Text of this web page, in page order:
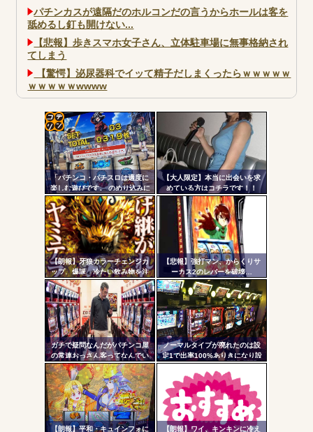
パチンカスが遠隔だのホルコンだの言うからホールは客を
舐めるし釘も開けない...
【悲報】歩きスマホ女子さん、立体駐車場に無事格納され
てしまう
【驚愕】泌尿器科でイッて精子だしまくったらｗｗｗｗｗ
ｗｗｗｗｗwwww
パチンコで人気のないキャラを青色担当にするのやめろや
ワイ、パチンコ屋店員の目の前で会員カードを握り潰し
「今までありがとう」と...
無職のパチンコカス(22)なんやが、ワイの人生どれくらい
ヤバいか教えて？...
AngelBeats!とかいうクソアニメの思い出ｗｗｗ
Powered by livedoor 相互RSS
「パチンコ・パチスロは適度に
楽しむ遊びです。 のめり込みに
注意しましょう。」←これおか
しいだろｗｗｗ
【大人限定】本当に出会いを求
めている方はコチラです！！
【朗報】牙狼カラーチェンジカ
ップ、爆誕 冷たい飲み物を注
ぐと背景が浮かび上がる
【悲報】強打マン、からくりサ
ーカス2のレバーを破壊…
ガチで疑問なんだがパチンコ屋
の常連おっさん客ってなんでい
つも同じ服着てるの？
ノーマルタイプが廃れたのは設
定1で出率100%ありきになり設
定1放置がデフォになったから
【朗報】平和・キュインフォに 【朗報】ワイ、キンキンに冷え
コテ
リン
- 固
定リ
ンク
自動
更新
ツー
ル